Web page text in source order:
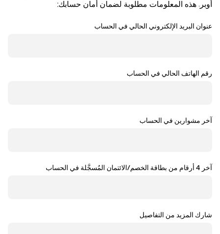
أوبر. هذه المعلومات مطلوبة لضمان أمان حسابك:
عنوان البريد الإلكتروني الحالي في الحساب
رقم الهاتف الحالي في الحساب
آخر مشوارين في الحساب
آخر 4 أرقام من بطاقة الخصم/الائتمان المُسجَّلة في الحساب
شارك المزيد من التفاصيل